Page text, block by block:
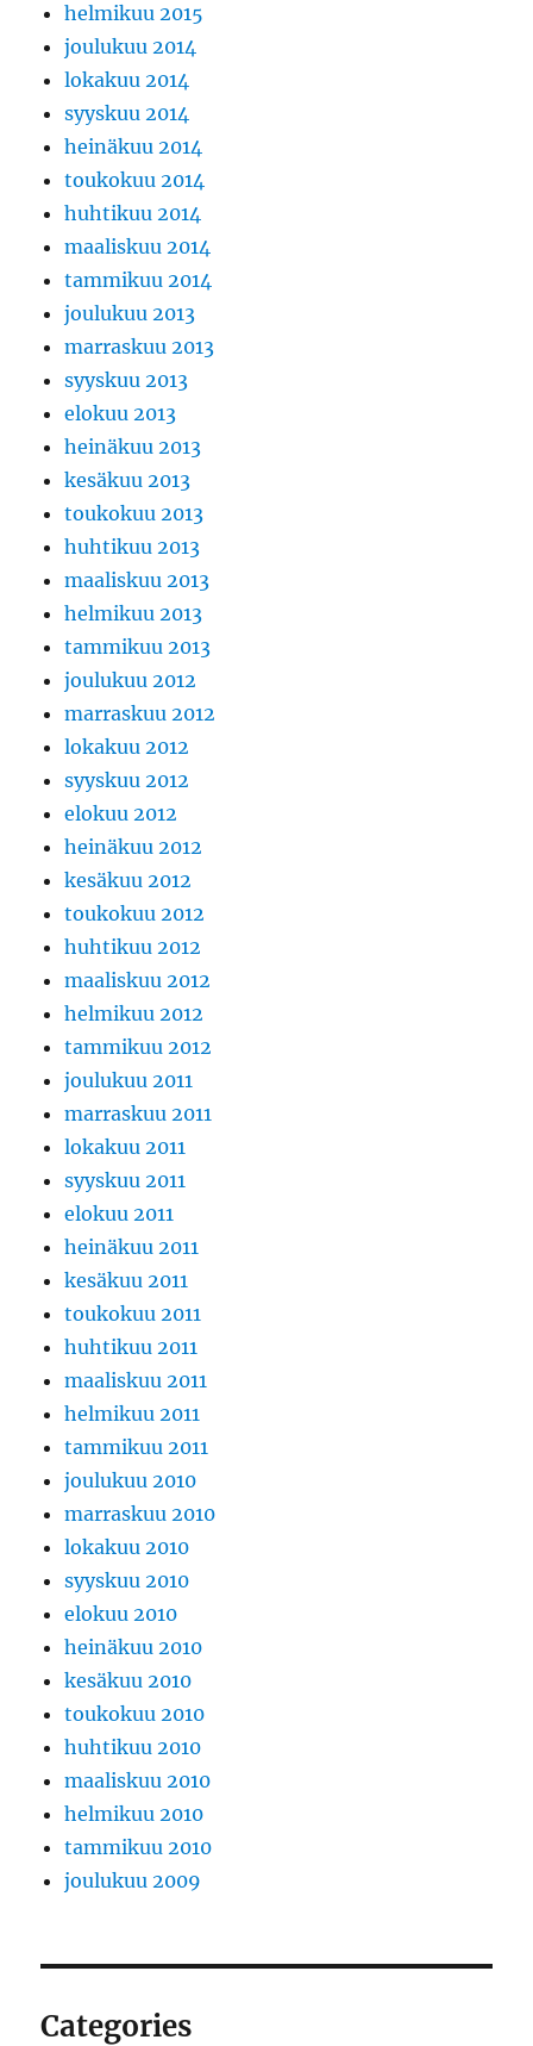
helmikuu 2015
joulukuu 2014
lokakuu 2014
syyskuu 2014
heinäkuu 2014
toukokuu 2014
huhtikuu 2014
maaliskuu 2014
tammikuu 2014
joulukuu 2013
marraskuu 2013
syyskuu 2013
elokuu 2013
heinäkuu 2013
kesäkuu 2013
toukokuu 2013
huhtikuu 2013
maaliskuu 2013
helmikuu 2013
tammikuu 2013
joulukuu 2012
marraskuu 2012
lokakuu 2012
syyskuu 2012
elokuu 2012
heinäkuu 2012
kesäkuu 2012
toukokuu 2012
huhtikuu 2012
maaliskuu 2012
helmikuu 2012
tammikuu 2012
joulukuu 2011
marraskuu 2011
lokakuu 2011
syyskuu 2011
elokuu 2011
heinäkuu 2011
kesäkuu 2011
toukokuu 2011
huhtikuu 2011
maaliskuu 2011
helmikuu 2011
tammikuu 2011
joulukuu 2010
marraskuu 2010
lokakuu 2010
syyskuu 2010
elokuu 2010
heinäkuu 2010
kesäkuu 2010
toukokuu 2010
huhtikuu 2010
maaliskuu 2010
helmikuu 2010
tammikuu 2010
joulukuu 2009
Categories